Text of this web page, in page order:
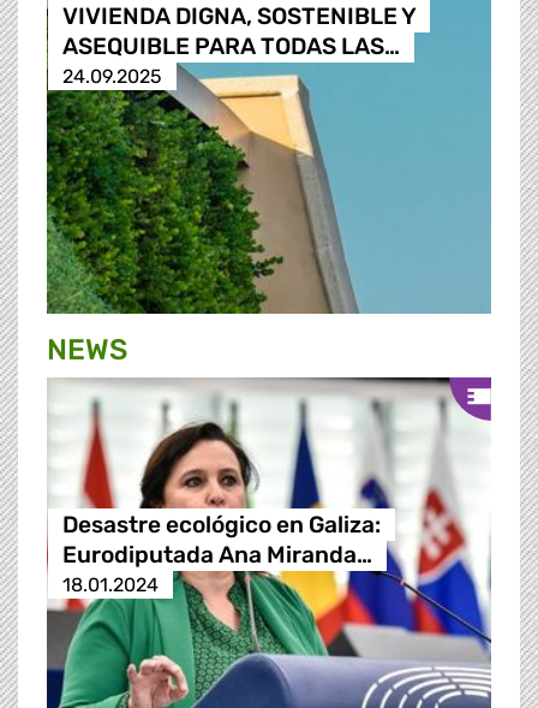
VIVIENDA DIGNA, SOSTENIBLE Y
ASEQUIBLE PARA TODAS LAS…
24.09.2025
NEWS
Desastre ecológico en Galiza:
Eurodiputada Ana Miranda…
18.01.2024